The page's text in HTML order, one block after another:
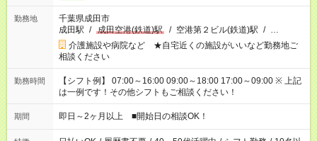
勤務地
千葉県成田市
成田駅 / 成田空港(鉄道)駅 / 空港第２ビル(鉄道)駅 / …
介護施設や病院など ★自宅近くの施設がいいなど勤務地ご
相談ください
勤務時間
【シフト例】 07:00～16:00 09:00～18:00 17:00～09:00 ※ 上記
は一例です！その他シフトもご相談ください！
期間 即日～2ヶ月以上 ■開始日の相談OK！